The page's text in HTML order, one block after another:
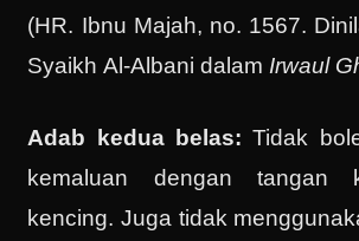
(HR. Ibnu Majah, no. 1567.
Syaikh Al-Albani dalamIrwaul
Adab kedua belas:Tidak
kemaluan dengan tangan
kencing. Juga tidak